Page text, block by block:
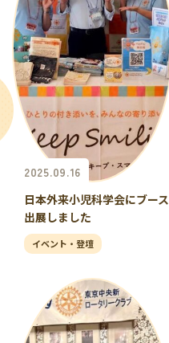
2025.09.16
日本外来小児科学会にブース
出展しました
イベント・登壇